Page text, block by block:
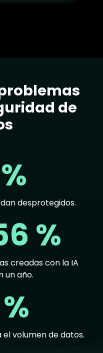
de
desprotegidos.
%
creadas con la IA
un año.
volumen de datos.